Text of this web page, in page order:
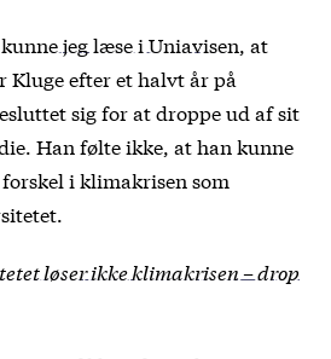
kunne jeg læse i Uniavisen, at
efter et halvt år på
sig for at droppe ud af sit
Han følte ikke, at han kunne
i klimakrisen som
løser ikke klimakrisen – drop